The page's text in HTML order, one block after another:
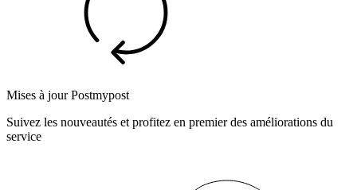
Mises à jour Postmypost
Suivez les nouveautés et profitez en premier des améliorations du
service